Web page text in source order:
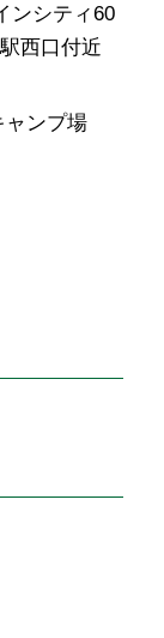
ンシティ60
西口付近
ャンプ場